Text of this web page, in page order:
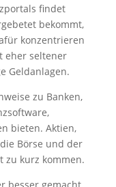
findet
bekommt,
konzentrieren
eher seltener
Geldanlagen.
zu Banken,
bieten. Aktien,
Börse und der
zu kurz kommen.